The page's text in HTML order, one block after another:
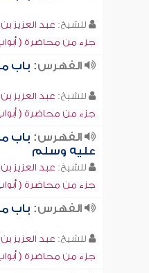
للشيخ: عبد العزيز
جزء من محاضرة ( أبواب
الفهرس: باب
للشيخ: عبد العزيز
جزء من محاضرة ( أبواب
الفهرس: باب
عليه وسلم
للشيخ: عبد العزيز
جزء من محاضرة ( أبواب
الفهرس: باب
للشيخ: عبد العزيز
جزء من محاضرة ( أبواب